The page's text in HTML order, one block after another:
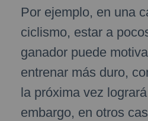
Por ejemplo, en una
ciclismo, estar a
ganador puede
entrenar más duro,
la próxima vez
embargo, en otros